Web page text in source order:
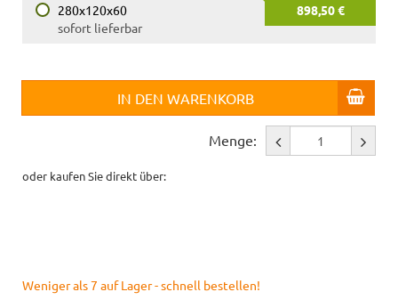
280x120x60
898,50 €
sofort lieferbar
IN DEN WARENKORB
Menge:
oder kaufen Sie direkt über:
Weniger als 7 auf Lager - schnell bestellen!